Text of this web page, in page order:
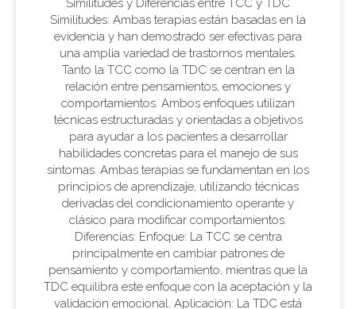
Similitudes y Diferencias entre TCC y TDC
Similitudes: Ambas terapias están basadas en la
evidencia y han demostrado ser efectivas para
una amplia variedad de trastornos mentales.
Tanto la TCC como la TDC se centran en la
relación entre pensamientos, emociones y
comportamientos. Ambos enfoques utilizan
técnicas estructuradas y orientadas a objetivos
para ayudar a los pacientes a desarrollar
habilidades concretas para el manejo de sus
síntomas. Ambas terapias se fundamentan en los
principios de aprendizaje, utilizando técnicas
derivadas del condicionamiento operante y
clásico para modificar comportamientos.
Diferencias: Enfoque: La TCC se centra
principalmente en cambiar patrones de
pensamiento y comportamiento, mientras que la
TDC equilibra este enfoque con la aceptación y la
validación emocional. Aplicación: La TDC está